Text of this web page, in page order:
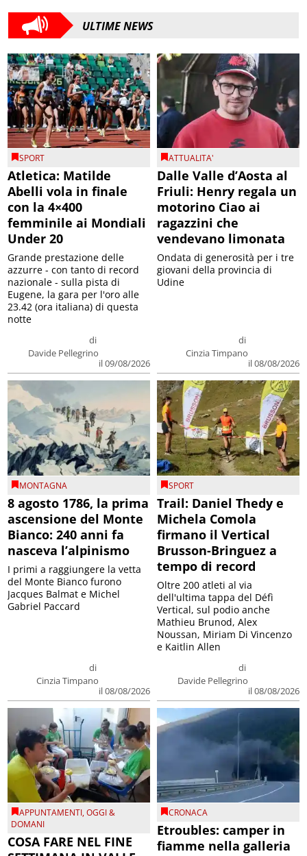
ULTIME NEWS
SPORT
Atletica: Matilde
Abelli vola in finale
con la 4×400
femminile ai Mondiali
Under 20
di
Davide Pellegrino
il 09/08/2026
Grande prestazione delle
azzurre - con tanto di record
nazionale - sulla pista di
Eugene, la gara per l'oro alle
23.42 (ora italiana) di questa
notte
ATTUALITA'
Dalle Valle d’Aosta al
Friuli: Henry regala un
motorino Ciao ai
ragazzini che
vendevano limonata
di
Cinzia Timpano
il 08/08/2026
Ondata di generosità per i tre
giovani della provincia di
Udine
MONTAGNA
8 agosto 1786, la prima
ascensione del Monte
Bianco: 240 anni fa
nasceva l’alpinismo
di
Cinzia Timpano
il 08/08/2026
I primi a raggiungere la vetta
del Monte Bianco furono
Jacques Balmat e Michel
Gabriel Paccard
SPORT
Trail: Daniel Thedy e
Michela Comola
firmano il Vertical
Brusson-Bringuez a
tempo di record
di
Davide Pellegrino
il 08/08/2026
Oltre 200 atleti al via
dell'ultima tappa del Défì
Vertical, sul podio anche
Mathieu Brunod, Alex
Noussan, Miriam Di Vincenzo
e Kaitlin Allen
APPUNTAMENTI,OGGI &
DOMANI
COSA FARE NEL FINE
CRONACA
Etroubles: camper in
fiamme nella galleria